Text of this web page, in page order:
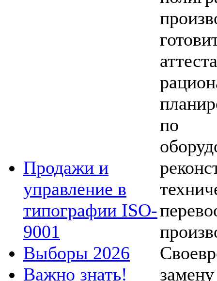
Продажи и
управление в
типографии ISO-
9001
Выборы 2026
Важно знать!
по